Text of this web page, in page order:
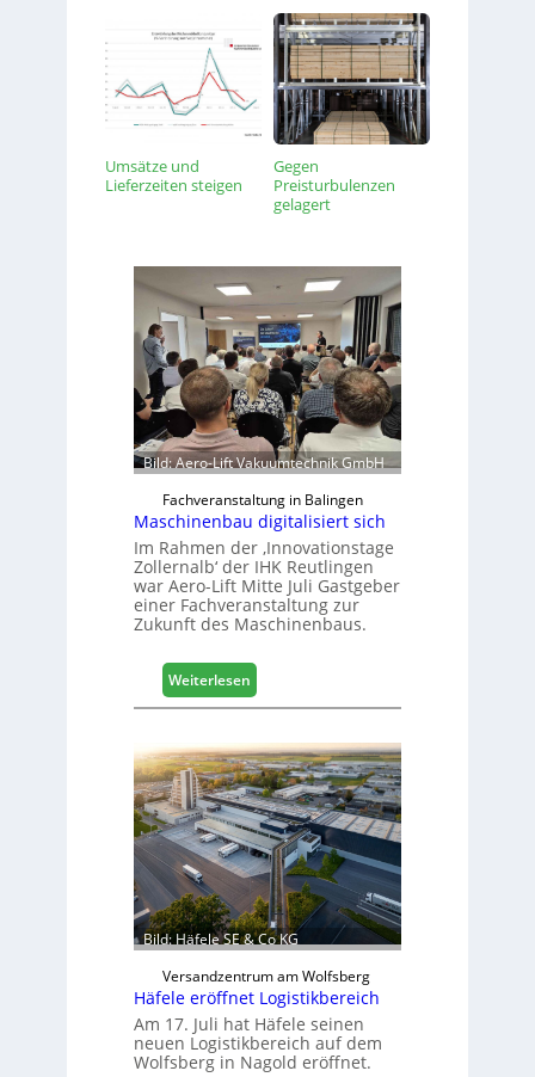
Umsätze und
Lieferzeiten steigen
Gegen
Preisturbulenzen
gelagert
Bild: Aero-Lift Vakuumtechnik GmbH
Fachveranstaltung in Balingen
Maschinenbau digitalisiert sich
Im Rahmen der ‚Innovationstage
Zollernalb‘ der IHK Reutlingen
war Aero-Lift Mitte Juli Gastgeber
einer Fachveranstaltung zur
Zukunft des Maschinenbaus.
Weiterlesen:
M
s
c
h
i
n
e
n
b
a
u
d
i
g
i
t
Bild: Häfele SE & Co KG
Versandzentrum am Wolfsberg
Häfele eröffnet Logistikbereich
Am 17. Juli hat Häfele seinen
neuen Logistikbereich auf dem
Wolfsberg in Nagold eröffnet.